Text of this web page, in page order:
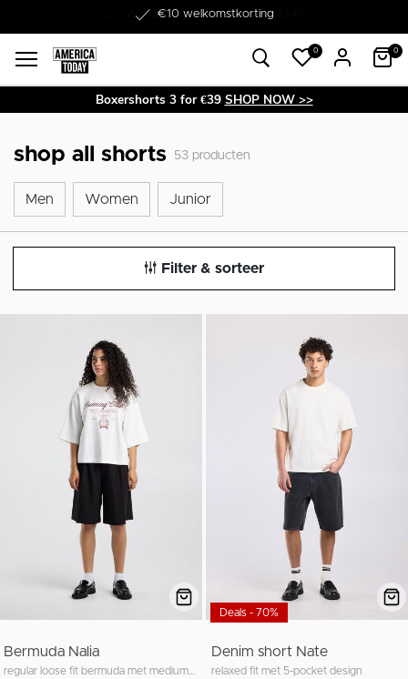
€10 welkomstkorting
Word lid van onze Member Club!
0 0
Boxershorts 3 for €39 SHOP NOW >>
shop all shorts 53 producten
Men MenWomen Women
Junior
Filter & sorteer
Bermuda Nalia
Deals - 70%
Denim short Nate
relaxed fit met 5-pocket design